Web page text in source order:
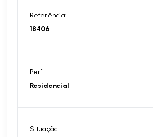
Referência:
18406
Perfil:
Residencial
Situação: